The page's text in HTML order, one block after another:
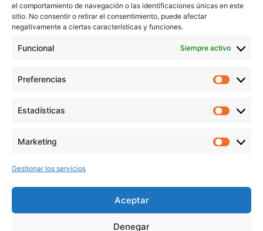
el comportamiento de navegación o las identificaciones únicas en este
sitio. No consentir o retirar el consentimiento, puede afectar
negativamente a ciertas características y funciones.
Funcional Siempre activo
Preferencias
Estadísticas
Marketing
Gestionar los servicios
Aceptar
Denegar
Contacto
Aviso Legal
Política de cookies
veronicaruiz.es
está bajo
NoComercial 4.0 Internacional
MÁS NOVEDADES EN MIS REDES